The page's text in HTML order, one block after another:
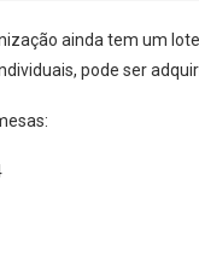
ainda tem um
pode ser